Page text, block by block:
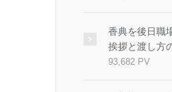
香典を後日職
挨拶と渡し方
93,682 PV